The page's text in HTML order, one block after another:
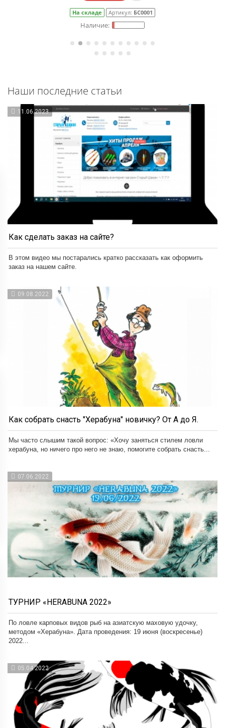
На складе Артикул: БС0001
Наши последние статьи
11.06.2023
Как сделать заказ на сайте?
В этом видео мы постарались кратко рассказать как оформить
заказ на нашем сайте.
09.08.2022
Как собрать снасть "Херабуна" новичку? От А до Я.
Мы часто слышим такой вопрос: «Хочу заняться стилем ловли
херабуна, но ничего про него не знаю, помогите собрать снасть...
07.06.2022
ТУРНИР «HERABUNA 2022»
По ловле карповых видов рыб на азиатскую маховую удочку,
методом «Херабуна». Дата проведения: 19 июня (воскресенье)
2022...
05.04.2022